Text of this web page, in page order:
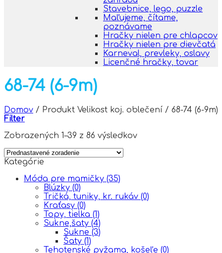
Stavebnice, lego, puzzle
Maľujeme, čítame,
poznávame
Hračky nielen pre chlapcov
Hračky nielen pre dievčatá
Karneval, prevleky, oslavy
Licenčné hračky, tovar
68-74 (6-9m)
Domov / Produkt Velikost koj. oblečení / 68-74 (6-9m)
Filter
Zobrazených 1–39 z 86 výsledkov
Kategórie
Móda pre mamičky (35)
Blúzky (0)
Tričká, tuniky, kr. rukáv (0)
Kraťasy (0)
Topy, tielka (1)
Sukne,šaty (4)
Sukne (3)
Šaty (1)
Tehotenské pyžama, košeľe (0)